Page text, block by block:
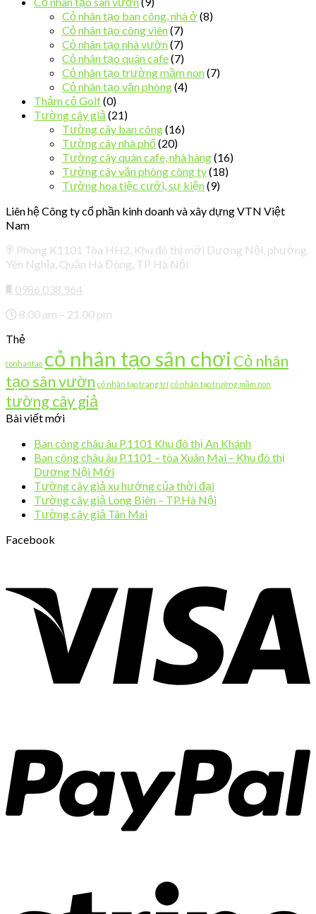
Cỏ nhân tạo ban công, nhà ở (8)
Cỏ nhân tạo công viên(7)
Cỏ nhân tạo nhà vườn(7)
Cỏ nhân tạo quán cafe(7)
Cỏ nhân tạo trường mầm non(7)
Cỏ nhân tạo văn phòng(4)
Thảm cỏ Golf(0)
Tường cây giả (21)
Tường cây ban công(16)
Tường cây nhà phố(20)
Tường cây quán cafe, nhà hàng(16)
Tường cây văn phòng công ty(18)
Tường hoa tiệc cưới, sự kiện(9)
Liên hệ Công ty cổ phần kinh doanh và xây dựng VTN Việt
Nam
Phòng K1101 Tòa HH2, Khu đô thị mới Dương Nội, phường
Yên Nghĩa, Quận Hà Đông, TP Hà Nội
0986.038.964
8.00 am – 21.00 pm
Thẻ
conhantao cỏ nhân tạo sân chơi Cỏ nhân
tạo sân vườn cỏ nhân tạo trang trí cỏ nhân tạo trường mầm non
tường cây giả
Bài viết mới
Ban công châu âu P.1101 Khu đô thị An Khánh
Ban công châu âu P.1101 – tòa Xuân Mai – Khu đô thị
Dương Nội Mới
Tường cây giả xu hướng của thời đại
Tường cây giả Long Biên – TP.Hà Nội
Tường cây giả Tân Mai
Facebook